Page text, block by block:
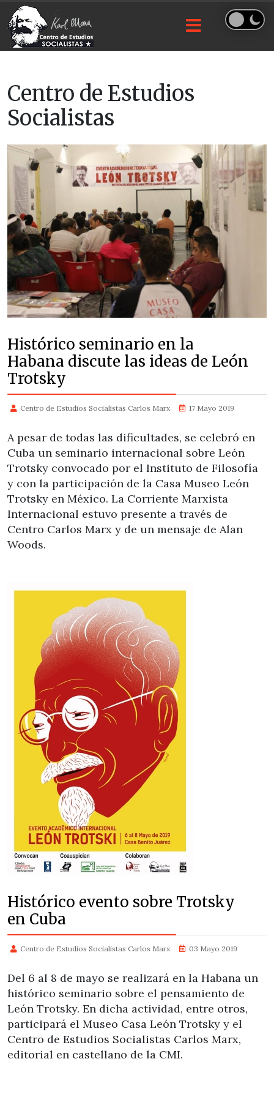
Centro de Estudios
Socialistas
Histórico seminario en la
Habana discute las ideas de León
Trotsky
Centro de Estudios Socialistas Carlos Marx 17 Mayo 2019
A pesar de todas las dificultades, se celebró en
Cuba un seminario internacional sobre León
Trotsky convocado por el Instituto de Filosofía
y con la participación de la Casa Museo León
Trotsky en México. La Corriente Marxista
Internacional estuvo presente a través de
Centro Carlos Marx y de un mensaje de Alan
Woods.
Histórico evento sobre Trotsky
en Cuba
Centro de Estudios Socialistas Carlos Marx 03 Mayo 2019
Del 6 al 8 de mayo se realizará en la Habana un
histórico seminario sobre el pensamiento de
León Trotsky. En dicha actividad, entre otros,
participará el Museo Casa León Trotsky y el
Centro de Estudios Socialistas Carlos Marx,
editorial en castellano de la CMI.